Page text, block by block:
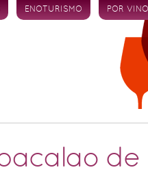
ENOTURISMO POR
de